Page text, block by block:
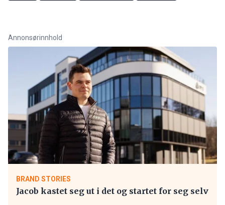
Annonsørinnhold
BRAND STORIES
Jacob kastet seg ut i det og startet for seg selv